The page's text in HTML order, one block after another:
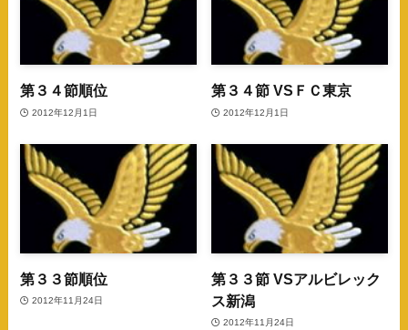
第３４節順位
2012年12月1日
第３４節 VSＦＣ東京
2012年12月1日
第３３節順位
2012年11月24日
第３３節 VSアルビレック
ス新潟
2012年11月24日